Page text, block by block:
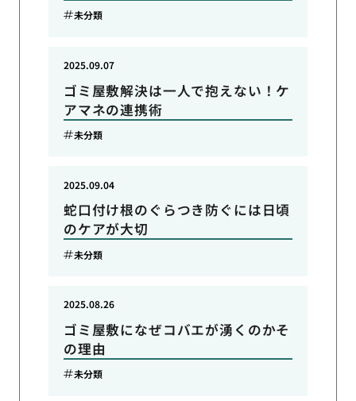
未分類
ゴミ屋敷解決は一人で抱えない！ケ
アマネの連携術
2025.09.07
未分類
蛇口付け根のぐらつき防ぐには日頃
のケアが大切
2025.09.04
未分類
ゴミ屋敷になぜコバエが湧くのかそ
の理由
2025.08.26
未分類